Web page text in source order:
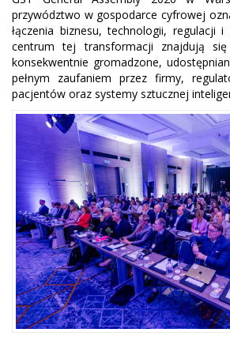
przywództwo w gospodarce cyfrowej
łączenia biznesu, technologii, regulacji i
centrum tej transformacji znajdują
konsekwentnie gromadzone,
pełnym zaufaniem przez firmy,
pacjentów oraz systemy sztucznej